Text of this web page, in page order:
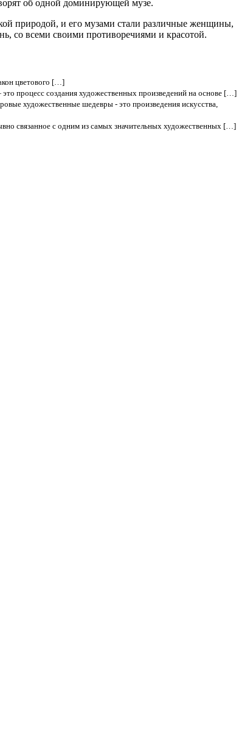
об одной доминирующей музе.
природой, и его музами стали различные женщины,
со всеми своими противоречиями и красотой.
цветового […]
процесс создания художественных произведений на основе […]
художественные шедевры - это произведения искусства,
связанное с одним из самых значительных художественных […]